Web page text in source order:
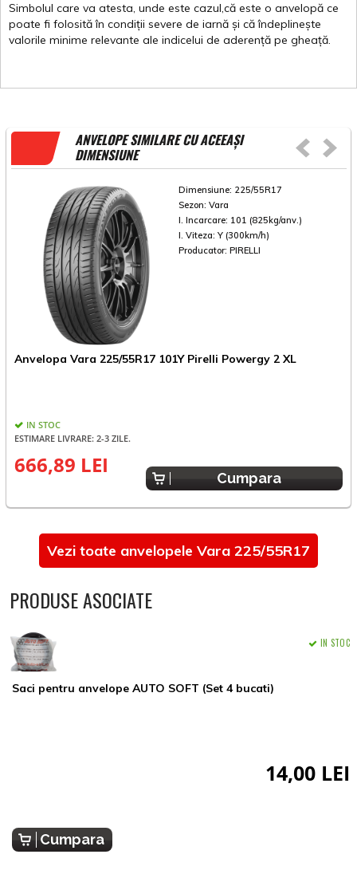
Simbolul care va atesta, unde este cazul,că este o anvelopă ce
poate fi folosită în condiții severe de iarnă și că îndeplinește
valorile minime relevante ale indicelui de aderență pe gheață.
ANVELOPE SIMILARE CU ACEEAȘI
DIMENSIUNE
Dimensiune: 225/55R17
Sezon: Vara
I. Incarcare: 101 (825kg/anv.)
I. Viteza: Y (300km/h)
Producator: PIRELLI
Anvelopa Vara 225/55R17 101Y Pirelli Powergy 2 XL
IN STOC
ESTIMARE LIVRARE: 2-3 ZILE.
666,89 LEI
Cumpara
Vezi toate anvelopele Vara 225/55R17
PRODUSE ASOCIATE
Saci pentru anvelope AUTO SOFT (Set 4 bucati)
IN STOC
14,00 LEI
Cumpara